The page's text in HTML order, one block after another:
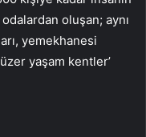
oluşan; aynı
yemekhanesi
yaşam kentler’